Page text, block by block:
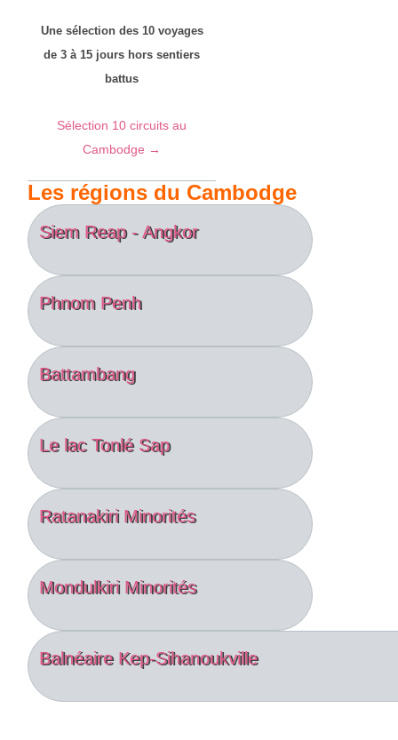
Une sélection des 10 voyages
de 3 à 15 jours hors sentiers
battus
Sélection 10 circuits au
Cambodge →
Les régions du Cambodge
Siem Reap - Angkor
Phnom Penh
Battambang
Le lac Tonlé Sap
Ratanakiri Minorités
Mondulkiri Minorités
Balnéaire Kep-Sihanoukville